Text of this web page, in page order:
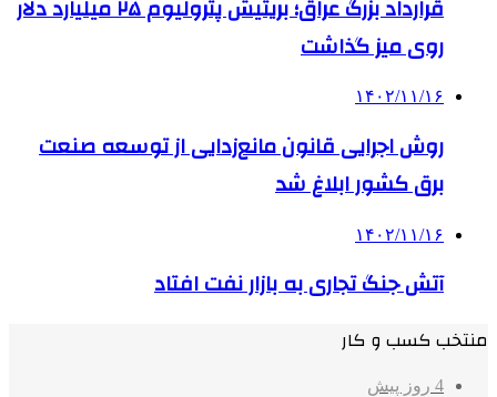
قرارداد بزرگ عراق؛ بریتیش پترولیوم ۲۵ میلیارد دلار
روی میز گذاشت
۱۴۰۲/۱۱/۱۶
روش اجرایی قانون مانع‌زدایی از توسعه صنعت
برق کشور ابلاغ شد
۱۴۰۲/۱۱/۱۶
آتش جنگ تجاری به بازار نفت افتاد
منتخب کسب و کار
4 روز پیش